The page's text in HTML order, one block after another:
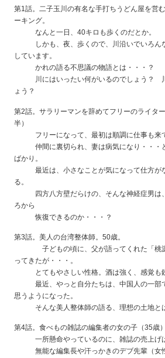
第1話。二子玉川の有名な手打ちうどん屋を営
ーキング。
なんと一日、40キロも歩くのだとか。
しかも、夜、歩くので、川沿いでいろんな
しています。
かれの語る不思議の物語とは・・・？
川にはいったい何がいるのでしょう？ 川
ょう？
第2話。サラリーマンを辞めてフリーのライタ
半）
フリーになって、最初は順調に仕事も来て
仲間に裏切られ、妻は病気になり・・・ど
ばかり。
最近は、小さなことが気になって仕方が
る。
四方八方壁だらけの、そんな神経症男は、
ろから
恢復できるのか・・・？
第3話。美人の台湾整体師。50歳。
子どもの頃に、父が語ってくれた「桃源
ってきたが・・・。
とてもやさしい性格。酒は強く、感覚も鋭
最近、やっと自分たちは、中国人の一部で
思うようになった。
そんな美人整体師の語る、理想の土地と
第4話。食べもの雑誌の編集者の女の子（35歳
一所懸命やっているのに、雑誌の売上げは
無能な編集長や汗っかきのデブ先輩（女性